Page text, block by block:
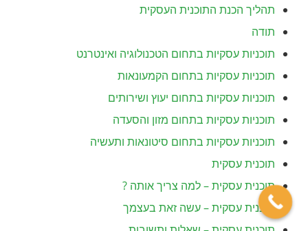
תהליך הכנת התוכנית העסקית
תודה
תוכניות עסקיות בתחום הטכנולוגיה ואינטרנט
תוכניות עסקיות בתחום הקמעונאות
תוכניות עסקיות בתחום יעוץ ושירותים
תוכניות עסקיות בתחום מזון והסעדה
תוכניות עסקיות בתחום סיטונאות ותעשיה
תוכנית עסקית
תוכנית עסקית – למה צריך אותה ?
תוכנית עסקית – עשה זאת בעצמך